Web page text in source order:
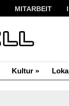
MITARBEIT
Kultur »